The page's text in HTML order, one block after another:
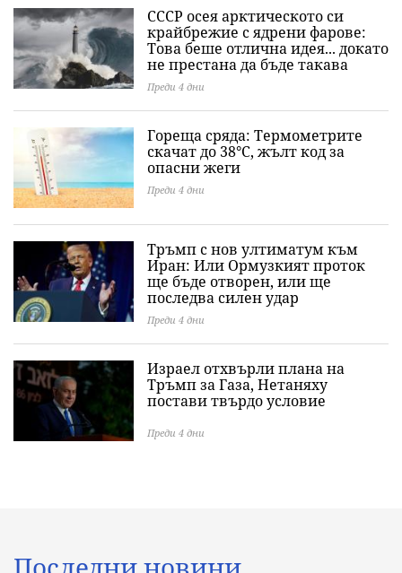
СССР осея арктическото си
крайбрежие с ядрени фарове:
Това беше отлична идея... докато
не престана да бъде такава
Преди 4 дни
Гореща сряда: Термометрите
скачат до 38°C, жълт код за
опасни жеги
Преди 4 дни
Тръмп с нов ултиматум към
Иран: Или Ормузкият проток
ще бъде отворен, или ще
последва силен удар
Преди 4 дни
Израел отхвърли плана на
Тръмп за Газа, Нетаняху
постави твърдо условие
Преди 4 дни